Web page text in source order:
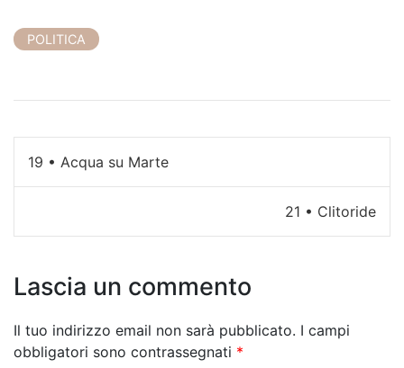
POLITICA
N
a
g
a
z
19 • Acqua su Marte
21 • Clitoride
Lascia un commento
Il tuo indirizzo email non sarà pubblicato. I campi
obbligatori sono contrassegnati *